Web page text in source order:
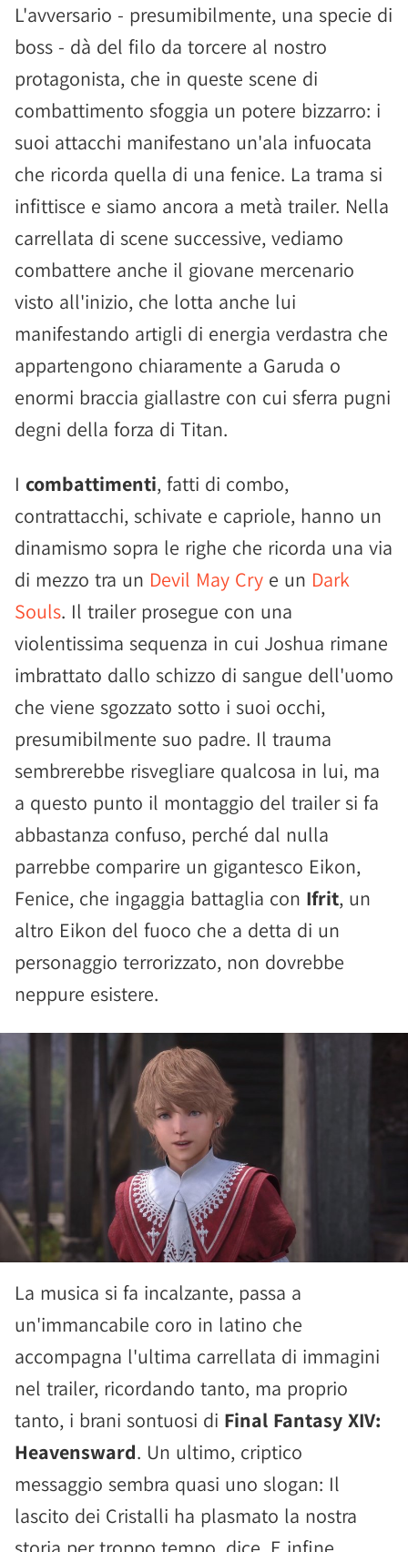
L'avversario - presumibilmente, una specie di
boss - dà del filo da torcere al nostro
protagonista, che in queste scene di
combattimento sfoggia un potere bizzarro: i
suoi attacchi manifestano un'ala infuocata
che ricorda quella di una fenice. La trama si
infittisce e siamo ancora a metà trailer. Nella
carrellata di scene successive, vediamo
combattere anche il giovane mercenario
visto all'inizio, che lotta anche lui
manifestando artigli di energia verdastra che
appartengono chiaramente a Garuda o
enormi braccia giallastre con cui sferra pugni
degni della forza di Titan.
I combattimenti, fatti di combo,
contrattacchi, schivate e capriole, hanno un
dinamismo sopra le righe che ricorda una via
di mezzo tra un Devil May Cry e un Dark
Souls. Il trailer prosegue con una
violentissima sequenza in cui Joshua rimane
imbrattato dallo schizzo di sangue dell'uomo
che viene sgozzato sotto i suoi occhi,
presumibilmente suo padre. Il trauma
sembrerebbe risvegliare qualcosa in lui, ma
a questo punto il montaggio del trailer si fa
abbastanza confuso, perché dal nulla
parrebbe comparire un gigantesco Eikon,
Fenice, che ingaggia battaglia con Ifrit, un
altro Eikon del fuoco che a detta di un
personaggio terrorizzato, non dovrebbe
neppure esistere.
La musica si fa incalzante, passa a
un'immancabile coro in latino che
accompagna l'ultima carrellata di immagini
nel trailer, ricordando tanto, ma proprio
tanto, i brani sontuosi di Final Fantasy XIV:
Heavensward. Un ultimo, criptico
messaggio sembra quasi uno slogan: Il
lascito dei Cristalli ha plasmato la nostra